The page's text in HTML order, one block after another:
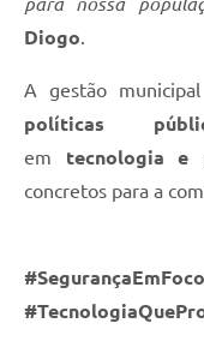
Diogo.
A gestão
políticas
em tecnologia e
concretos para a